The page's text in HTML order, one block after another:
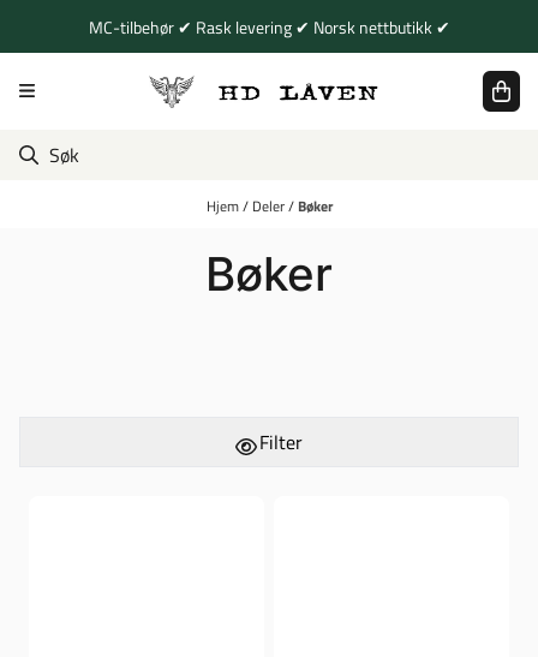
Hopp til innholdMC-tilbehør ✔ Rask levering ✔ Norsk nettbutikk ✔
Hjem/ Deler/ Bøker
Bøker
Filter